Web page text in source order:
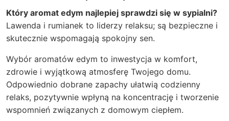
Który aromat edym najlepiej sprawdzi się w sypialni?
Lawenda i rumianek to liderzy relaksu; są bezpieczne i
skutecznie wspomagają spokojny sen.
Wybór aromatów edym to inwestycja w komfort,
zdrowie i wyjątkową atmosferę Twojego domu.
Odpowiednio dobrane zapachy ułatwią codzienny
relaks, pozytywnie wpłyną na koncentrację i tworzenie
wspomnień związanych z domowym ciepłem.